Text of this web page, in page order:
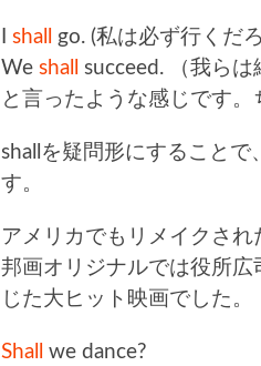
shall
go. (私は必ず行くだ
We shall
succeed. （我らは
と言ったような感じです。
shallを疑問形にすること
す。
アメリカでもリメイクされ
邦画オリジナルでは役所
じた大ヒット映画でした。
Shall we dance?